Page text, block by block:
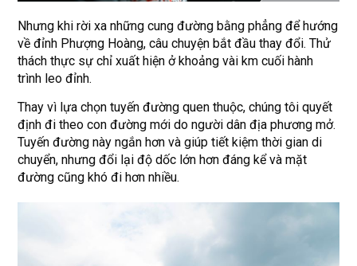
Nhưng khi rời xa những cung đường bằng phẳng để hướng
về đỉnh Phượng Hoàng, câu chuyện bắt đầu thay đổi. Thử
thách thực sự chỉ xuất hiện ở khoảng vài km cuối hành
trình leo đỉnh.
Thay vì lựa chọn tuyến đường quen thuộc, chúng tôi quyết
định đi theo con đường mới do người dân địa phương mở.
Tuyến đường này ngắn hơn và giúp tiết kiệm thời gian di
chuyển, nhưng đổi lại độ dốc lớn hơn đáng kể và mặt
đường cũng khó đi hơn nhiều.